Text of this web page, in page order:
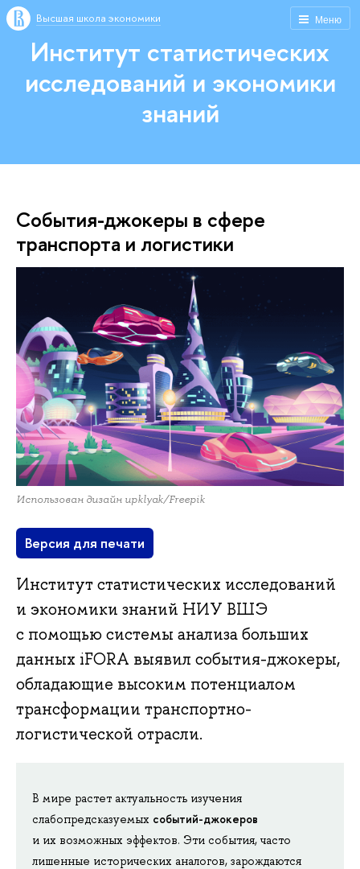
Меню
Высшая школа экономики
Институт статистических
исследований и экономики
знаний
События-джокеры в сфере
транспорта и логистики
Использован дизайн upklyak/Freepik
Версия для печати
Институт статистических исследований
и экономики знаний НИУ ВШЭ
с помощью системы анализа больших
данных iFORA выявил события-джокеры,
обладающие высоким потенциалом
трансформации транспортно-
логистической отрасли.
В мире растет актуальность изучения
слабопредсказуемых событий-джокеров
и их возможных эффектов. Эти события, часто
лишенные исторических аналогов, зарождаются